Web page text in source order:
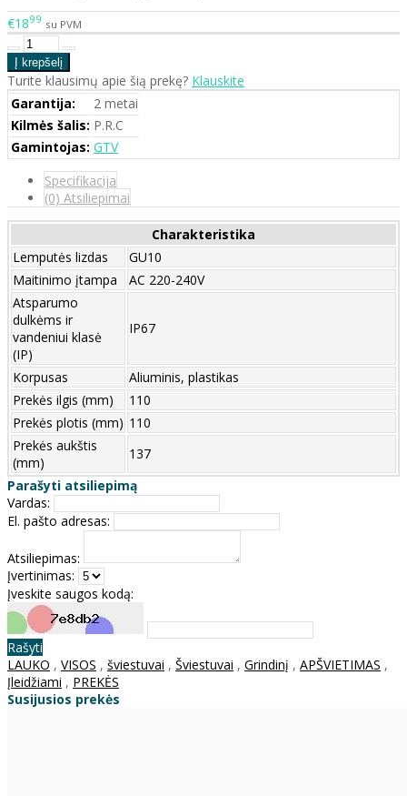
€1899 su PVM
Turite klausimų apie šią prekę? Klauskite
Garantija:
2 metai
Kilmės šalis: P.R.C
Gamintojas: GTV
Specifikacija
(0) Atsiliepimai
Charakteristika
Lemputės lizdas
GU10
Maitinimo įtampa
AC 220-240V
Atsparumo
dulkėms ir
vandeniui klasė
(IP)
IP67
Korpusas
Aliuminis, plastikas
Prekės ilgis (mm)
110
Prekės plotis (mm) 110
Prekės aukštis
(mm)
137
Parašyti atsiliepimą
Vardas:
El. pašto adresas:
Atsiliepimas:
Įvertinimas:
Įveskite saugos kodą:
Rašyti
LAUKO , VISOS , šviestuvai , Šviestuvai , Grindinį , APŠVIETIMAS ,
Įleidžiami , PREKĖS
Susijusios prekės